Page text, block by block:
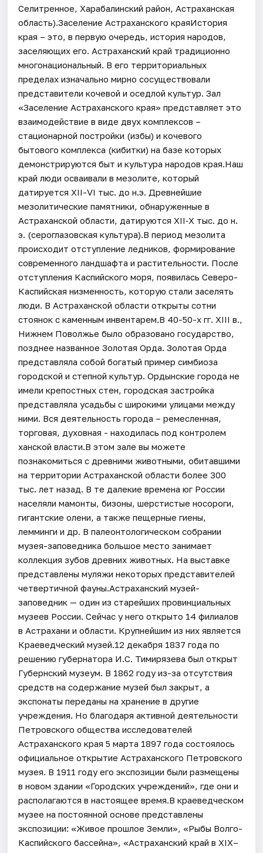
Селитренное, Харабалинский район, Астраханская
область).Заселение Астраханского краяИстория
края – это, в первую очередь, история народов,
заселяющих его. Астраханский край традиционно
многонациональный. В его территориальных
пределах изначально мирно сосуществовали
представители кочевой и оседлой культур. Зал
«Заселение Астраханского края» представляет это
взаимодействие в виде двух комплексов –
стационарной постройки (избы) и кочевого
бытового комплекса (кибитки) на базе которых
демонстрируются быт и культура народов края.Наш
край люди осваивали в мезолите, который
датируется XII-VI тыс. до н.э. Древнейшие
мезолитические памятники, обнаруженные в
Астраханской области, датируются XII‐X тыс. до н.
э. (сероглазовская культура).В период мезолита
происходит отступление ледников, формирование
современного ландшафта и растительности. После
отступления Каспийского моря, появилась Северо-
Каспийская низменность, которую стали заселять
люди. В Астраханской области открыты сотни
стоянок с каменным инвентарем.В 40-50-х гг. XIII в.,
Нижнем Поволжье было образовано государство,
позднее названное Золотая Орда. Золотая Орда
представляла собой богатый пример симбиоза
городской и степной культур. Ордынские города не
имели крепостных стен, городская застройка
представляла усадьбы с широкими улицами между
ними. Вся деятельность города – ремесленная,
торговая, духовная - находилась под контролем
ханской власти.В этом зале вы можете
познакомиться с древними животными, обитавшими
на территории Астраханской области более 300
тыс. лет назад. В те далекие времена юг России
населяли мамонты, бизоны, шерстистые носороги,
гигантские олени, а также пещерные гиены,
лемминги и др. В палеонтологическом собрании
музея-заповедника большое место занимает
коллекция зубов древних животных. На выставке
представлены муляжи некоторых представителей
четвертичной фауны.Астраханский музей-
заповедник — один из старейших провинциальных
музеев России. Сейчас у него открыто 14 филиалов
в Астрахани и области. Крупнейшим из них является
Краеведческий музей.12 декабря 1837 года по
решению губернатора И.С. Тимирязева был открыт
Губернский музеум. В 1862 году из-за отсутствия
средств на содержание музей был закрыт, а
экспонаты переданы на хранение в другие
учреждения. Но благодаря активной деятельности
Петровского общества исследователей
Астраханского края 5 марта 1897 года состоялось
официальное открытие Астраханского Петровского
музея. В 1911 году его экспозиции были размещены
в новом здании «Городских учреждений», где они и
располагаются в настоящее время.В краеведческом
музее на постоянной основе представлены
экспозиции: «Живое прошлое Земли», «Рыбы Волго-
Каспийского бассейна», «Астраханский край в XIX–